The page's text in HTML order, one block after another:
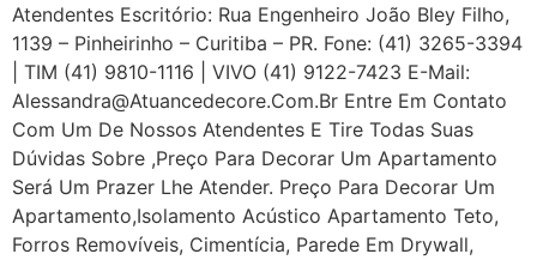
Atendentes Escritório: Rua Engenheiro João Bley Filho,
1139 – Pinheirinho – Curitiba – PR. Fone: (41) 3265-3394
| TIM (41) 9810-1116 | VIVO (41) 9122-7423 E-Mail:
Alessandra@atuancedecore.com.br Entre Em Contato
Com Um De Nossos Atendentes E Tire Todas Suas
Dúvidas Sobre ,Preço Para Decorar Um Apartamento
Será Um Prazer Lhe Atender. Preço Para Decorar Um
Apartamento,Isolamento Acústico Apartamento Teto,
Forros Removíveis, Cimentícia, Parede Em Drywall,